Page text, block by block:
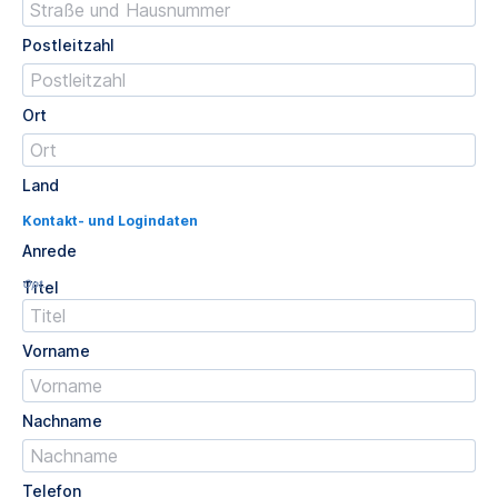
Postleitzahl
Ort
Land
Kontakt- und Logindaten
Anrede
Titel
Opt.
Vorname
Nachname
Telefon